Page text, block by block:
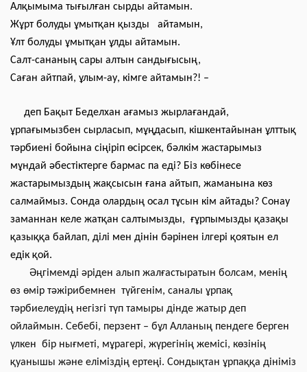
Алқымыма тығылған сырды айтамын.
Жұрт болуды ұмытқан қызды айтамын,
Ұлт болуды ұмытқан ұлды айтамын.
Салт-сананың сары алтын сандығысың,
Саған айтпай, ұлым-ау, кімге айтамын?! –
деп Бақыт Беделхан ағамыз жырлағандай,
ұрпағымызбен сырласып, мұңдасып, кішкентайынан ұлттық
тәрбиені бойына сіңіріп өсірсек, бәлкім жастарымыз
мұндай әбестіктерге бармас па еді? Біз көбінесе
жастарымыздың жақсысын ғана айтып, жаманына көз
салмаймыз. Сонда олардың осал тұсын кім айтады? Сонау
заманнан келе жатқан салтымызды, ғұрпымызды қазақы
қазыққа байлап, ділі мен дінін бәрінен ілгері қоятын ел
едік қой.
Әңгімемді әріден алып жалғастыратын болсам, менің
өз өмір тәжірибемнен түйгенім, саналы ұрпақ
тәрбиелеудің негізгі түп тамыры дінде жатыр деп
ойлаймын. Себебі, перзент – бұл Алланың пендеге берген
үлкен бір нығметі, мұрагері, жүрегінің жемісі, көзінің
қуанышы және еліміздің ертеңі. Сондықтан ұрпаққа дініміз